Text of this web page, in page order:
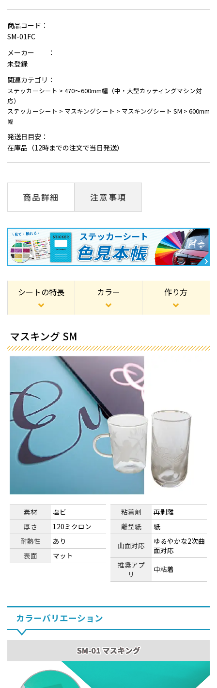
商品コード：
SM-01FC
メーカー ：
未登録
関連カテゴリ：
ステッカーシート > 470～600mm幅（中・大型カッティングマシン対
応）
ステッカーシート > マスキングシート > マスキングシート SM > 600mm
幅
発送日目安：
在庫品（12時までの注文で当日発送）
商品詳細 注意事項
シートの特長 カラー 作り方
マスキング SM
素材
塩ビ
厚さ
120ミクロン
耐熱性
あり
表面
マット
粘着剤
再剥離
離型紙
紙
曲面対応
ゆるやかな2次曲
面対応
推奨アプ
リ
中粘着
カラーバリエーション